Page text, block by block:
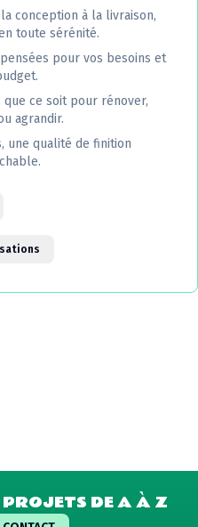
conception à la livraison,
toute sérénité.
pour vos besoins et
ce soit pour rénover,
agrandir.
une qualité de finition
DE A À Z